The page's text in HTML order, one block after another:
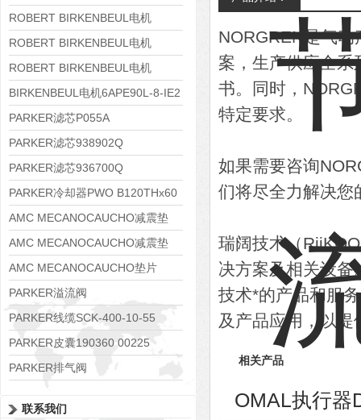
8APE112M-6K-IE3
ROBERT BIRKENBEUL电机
8APE100L-2 IE3
ROBERT BIRKENBEUL电机
8APE90S-4 IE3
ROBERT BIRKENBEUL电机
8APE80M-2K-IE3
BIRKENBEUL电机6APE90L-8-IE2
PARKER滤芯P055A
PARKER滤芯938902Q
PARKER滤芯936700Q
PARKER冷却器PWO B120THx60
AMC MECANOCAUCHO减震垫
138552
AMC MECANOCAUCHO减震垫
138551
AMC MECANOCAUCHO垫片
608074
PARKER溢流阀
RE06M35W2N1KWXG087
PARKER线缆SCK-400-10-55
PARKER皮囊190360 00225
PARKER排气阀
联系我们
NORGREN是气
案，生产供应全
书。同时，
特定要求。
如果需要咨询
们将尽全力解决您
瑞阔技术（
决方案及相关设备
技术*的产品和服
及产品应用，以提
相关产品
OMAL执行器